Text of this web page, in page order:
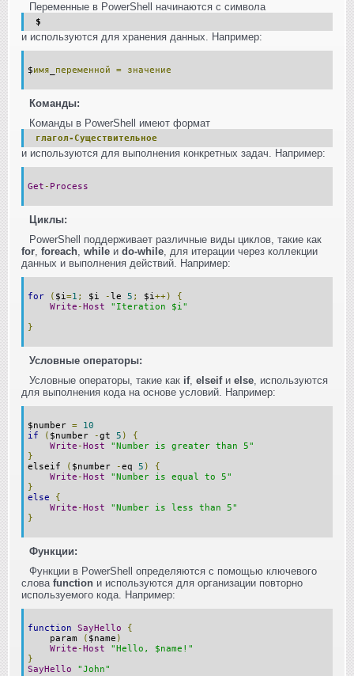
Переменные в PowerShell начинаются с символа
$
и используются для хранения данных. Например:
$имя переменной = значение
Команды:
Команды в PowerShell имеют формат
глагол-Существительное
и используются для выполнения конкретных задач. Например:
Get - Process
Циклы:
PowerShell поддерживает различные виды циклов, такие как
for, foreach, while и do-while, для итерации через коллекции
данных и выполнения действий. Например:
for ( $i=1 ; $i - le 5 ; $i++)
{
Write - Host
"Iteration $i"
}
Условные операторы:
Условные операторы, такие как if, elseifи else, используются
для выполнения кода на основе условий. Например:
$number =
10
if
( $number -gt 5 )
{
Write - Host
"Number is greater than 5"
}
elseif
( $number -eq 5 )
{
Write - Host
"Number is equal to 5"
}
else
{
Write - Host
"Number is less than 5"
}
Функции:
Функции в PowerShell определяются с помощью ключевого
слова function и используются для организации повторно
используемого кода. Например:
function SayHello
{
param
( $name )
Write - Host
"Hello, $name!"
}
SayHello
"John"